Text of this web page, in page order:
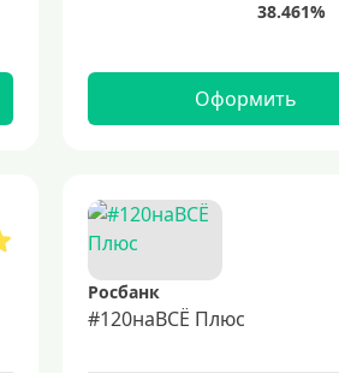
Оформить
Росбанк
#120наВСЁ Плюс